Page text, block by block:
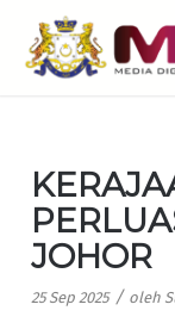
JOHOR
25 Sep 2025 / oleh